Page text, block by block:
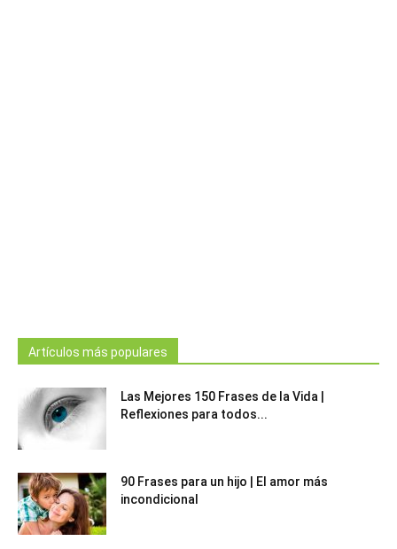
Artículos más populares
Las Mejores 150 Frases de la Vida |
Reflexiones para todos...
90 Frases para un hijo | El amor más
incondicional